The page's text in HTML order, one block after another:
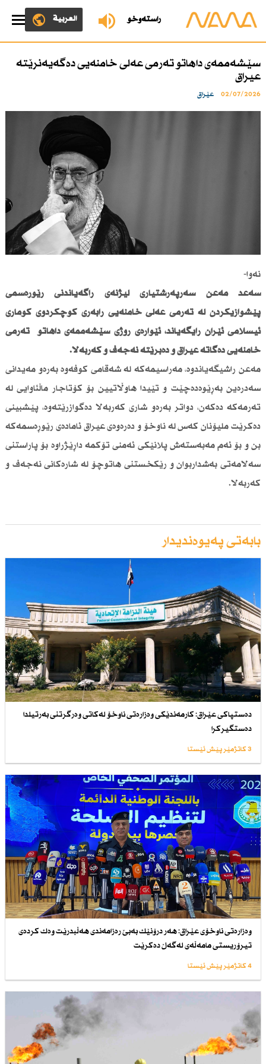
ڕاستەوخۆ العربية
سێشەممەی داهاتو تەرمی عەلی خامنەیی دەگەیەنرێتە
عیراق
02/07/2026 عێراق
نەوا-
سەعد مەعن سەرپەرشتیاری لیژنەی راگەیاندنی رێوڕەسمی
پێشوازیكردن لە تەرمی عەلی خامنەیی رابەری كۆچكردوی كۆماری
ئیسلامی ئێران رایگەیاند، ئێوارەی رۆژی سێشەممەی داهاتو تەرمی
خامنەیی دەگاتە عیراق و دەبرێتە نەجەف و كەربەلا.
مەعن راشیگەیاندوە، مەراسیمەكە لە شەقامی كوفەوە بەرەو مەیدانی
سەدرەین بەڕێوەدەچێت و تێیدا هاوڵاتیین بۆ كۆتاجار ماڵئاوایی لە
تەرمەكە دەكەن، دواتر بەرەو شاری كەربەلا دەگوازرێتەوە، پێشبینی
دەكرێت ملیۆنان كەس لە ناوخۆ و دەرەوەی عیراق ئامادەی رێوڕەسمەكە
بن و بۆ ئەم مەبەستەش پلانێكی ئەمنی تۆكمە داڕێژراوە بۆ پاراستنی
سەلامەتی بەشداربوان و رێكخستنی هاتوچۆ لە شارەكانی نەجەف و
كەربەلا.
بابەتی پەیوەندیدار
دەستپاكی عێراق: كارمەندێكی وەزارەتی ناوخۆ لەكاتی وەرگرتنی بەرتیلدا
دەستگیركرا
3 کاتژمێر پێش ئێستا
وەزارەتی ناوخۆی عێراق: هەر درۆنێك بەبێ رەزامەندی هەڵبدرێت وەك كردەی
تیرۆریستی مامەڵەی لەگەڵ دەكرێت
4 کاتژمێر پێش ئێستا